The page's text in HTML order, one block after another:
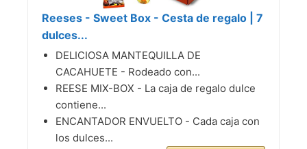
Reeses - Sweet Box - Cesta de regalo | 7
dulces...
DELICIOSA MANTEQUILLA DE
CACAHUETE - Rodeado con...
REESE MIX-BOX - La caja de regalo dulce
contiene...
ENCANTADOR ENVUELTO - Cada caja con
los dulces...